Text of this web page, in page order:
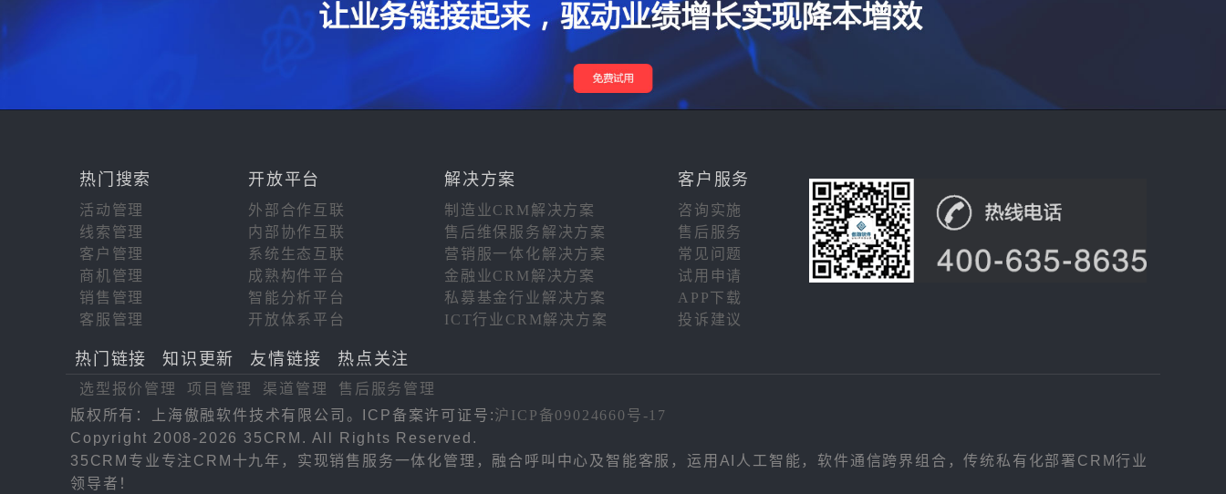
热门搜索 开放平台
活动管理
外部合作互联
线索管理
内部协作互联
客户管理
系统生态互联
商机管理
成熟构件平台
销售管理
智能分析平台
客服管理
开放体系平台
解决方案 客户服务
制造业CRM解决方案
咨询实施
售后维保服务解决方案
售后服务
营销服一体化解决方案
常见问题
金融业CRM解决方案
试用申请
私募基金行业解决方案
APP下载
ICT行业CRM解决方案
投诉建议
热门链接 知识更新 友情链接 热点关注
选型报价管理 项目管理 渠道管理
售后服务管理
版权所有：上海傲融软件技术有限公司。ICP备案许可证号:沪ICP备09024660号-17
Copyright 2008-2026 35CRM. All Rights Reserved.
35CRM专业专注CRM十九年，实现销售服务一体化管理，融合呼叫中心及智能客服，运用AI人工智能，软件通信跨界组合，传统私有化部署CRM行业
领导者！